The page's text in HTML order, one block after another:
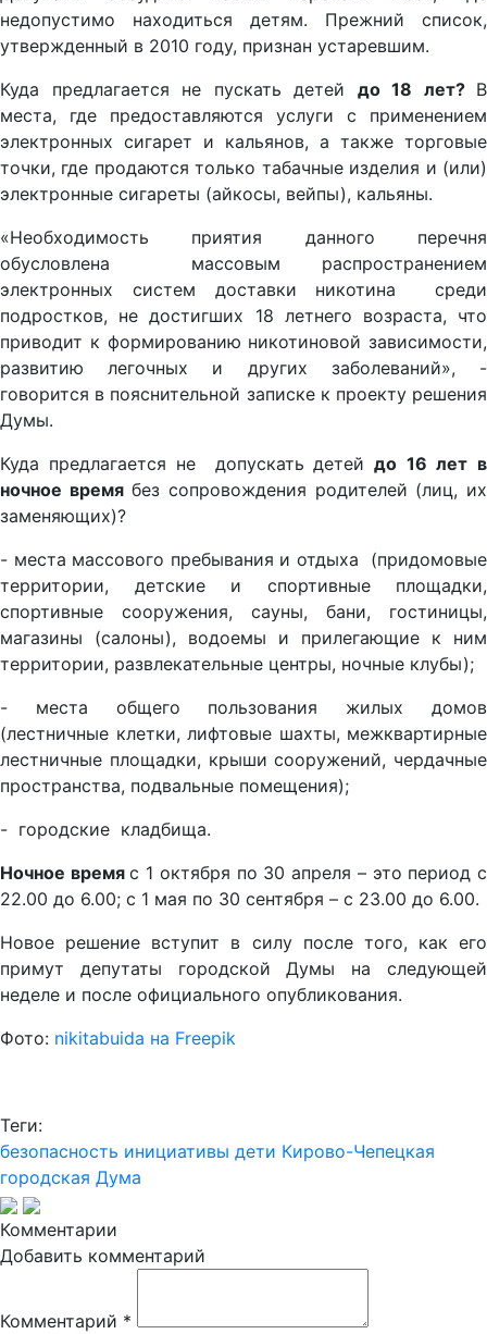
недопустимо находиться детям. Прежний список,
утвержденный в 2010 году, признан устаревшим.
Куда предлагается не пускать детей до 18 лет? В
места, где предоставляются услуги с применением
электронных сигарет и кальянов, а также торговые
точки, где продаются только табачные изделия и (или)
электронные сигареты (айкосы, вейпы), кальяны.
«Необходимость приятия данного перечня
обусловлена массовым распространением
электронных систем доставки никотина среди
подростков, не достигших 18 летнего возраста, что
приводит к формированию никотиновой зависимости,
развитию легочных и других заболеваний», -
говорится в пояснительной записке к проекту решения
Думы.
Куда предлагается не допускать детейдо 16 лет в
ночное времябез сопровождения родителей (лиц, их
заменяющих)?
- места массового пребывания и отдыха (придомовые
территории, детские и спортивные площадки,
спортивные сооружения, сауны, бани, гостиницы,
магазины (салоны), водоемы и прилегающие к ним
территории, развлекательные центры, ночные клубы);
- места общего пользования жилых домов
(лестничные клетки, лифтовые шахты, межквартирные
лестничные площадки, крыши сооружений, чердачные
пространства, подвальные помещения);
- городские кладбища.
Ночное времяс 1 октября по 30 апреля – это период с
22.00 до 6.00; с 1 мая по 30 сентября – с 23.00 до 6.00.
Новое решение вступит в силу после того, как его
примут депутаты городской Думы на следующей
неделе и после официального опубликования.
Фото: nikitabuida на Freepik
Теги:
безопасность инициативы дети Кирово-Чепецкая
городская Дума
Комментарии
Добавить комментарий
Комментарий *